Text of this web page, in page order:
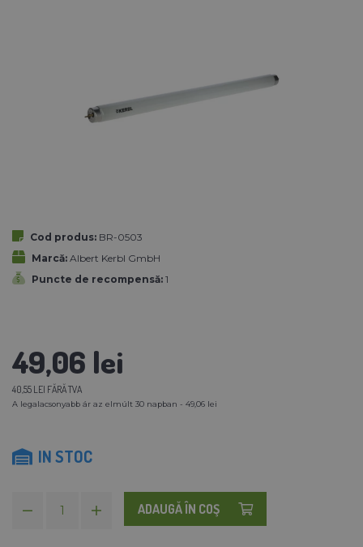
Cod produs: BR-0503
Marcă: Albert Kerbl GmbH
Puncte de recompensă: 1
49,06 lei
40,55 LEI FĂRĂ TVA
A legalacsonyabb ár az elmúlt 30 napban - 49,06 lei
IN STOC
ADAUGĂ ÎN COŞ